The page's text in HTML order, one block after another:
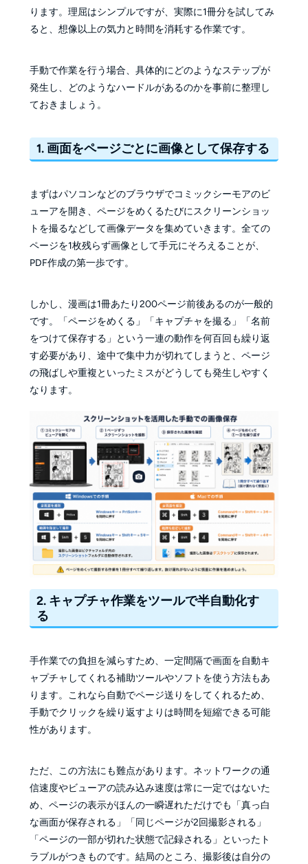
ります。理屈はシンプルですが、実際に1冊分を試してみ
ると、想像以上の気力と時間を消耗する作業です。
手動で作業を行う場合、具体的にどのようなステップが
発生し、どのようなハードルがあるのかを事前に整理し
ておきましょう。
1. 画面をページごとに画像として保存する
まずはパソコンなどのブラウザでコミックシーモアのビ
ューアを開き、ページをめくるたびにスクリーンショッ
トを撮るなどして画像データを集めていきます。全ての
ページを1枚残らず画像として手元にそろえることが、
PDF作成の第一歩です。
しかし、漫画は1冊あたり200ページ前後あるのが一般的
です。「ページをめくる」「キャプチャを撮る」「名前
をつけて保存する」という一連の動作を何百回も繰り返
す必要があり、途中で集中力が切れてしまうと、ページ
の飛ばしや重複といったミスがどうしても発生しやすく
なります。
2. キャプチャ作業をツールで半自動化す
る
手作業での負担を減らすため、一定間隔で画面を自動キ
ャプチャしてくれる補助ツールやソフトを使う方法もあ
ります。これなら自動でページ送りをしてくれるため、
手動でクリックを繰り返すよりは時間を短縮できる可能
性があります。
ただ、この方法にも難点があります。ネットワークの通
信速度やビューアの読み込み速度は常に一定ではないた
め、ページの表示がほんの一瞬遅れただけでも「真っ白
な画面が保存される」「同じページが2回撮影される」
「ページの一部が切れた状態で記録される」といったト
ラブルがつきものです。結局のところ、撮影後は自分の